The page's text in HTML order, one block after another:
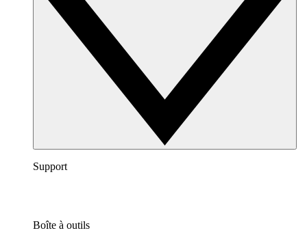
Support
Boîte à outils